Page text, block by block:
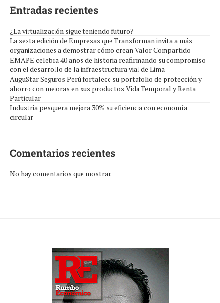
Entradas recientes
¿La virtualización sigue teniendo futuro?
La sexta edición de Empresas que Transforman invita a más
organizaciones a demostrar cómo crean Valor Compartido
EMAPE celebra 40 años de historia reafirmando su compromiso
con el desarrollo de la infraestructura vial de Lima
AuguStar Seguros Perú fortalece su portafolio de protección y
ahorro con mejoras en sus productos Vida Temporal y Renta
Particular
Industria pesquera mejora 30% su eficiencia con economía
circular
Comentarios recientes
No hay comentarios que mostrar.